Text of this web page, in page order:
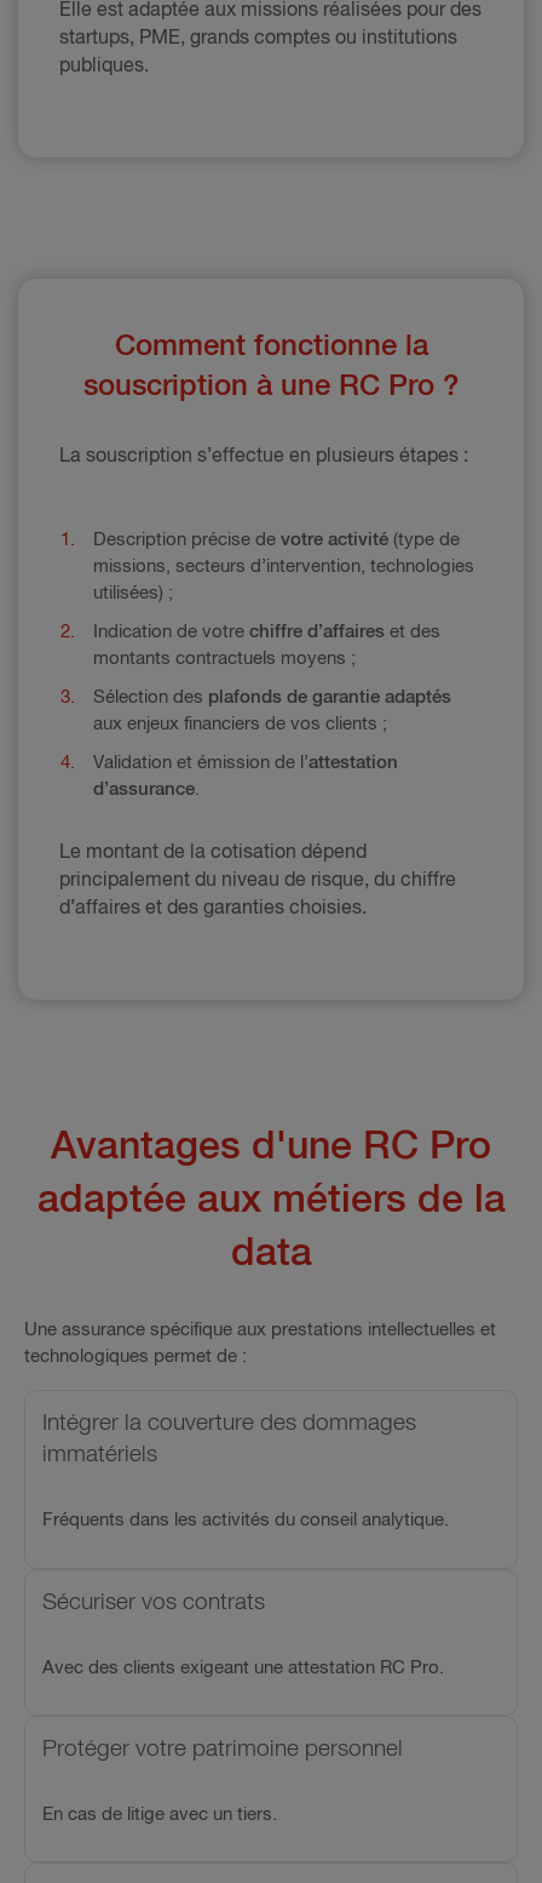
Elle est adaptée aux missions réalisées pour des
startups, PME, grands comptes ou institutions
publiques.
Comment fonctionne la
souscription à une RC Pro ?
La souscription s’effectue en plusieurs étapes :
Description précise devotre activité (type de
missions, secteurs d’intervention, technologies
utilisées) ;
Indication de votre chiffre d’affaires et des
montants contractuels moyens ;
Sélection des plafonds de garantie adaptés
aux enjeux financiers de vos clients ;
Validation et émission de l’attestation
d’assurance
Le montant de la cotisation dépend
principalement du niveau de risque, du chiffre
d’affaires et des garanties choisies.
Avantages d'une RC Pro
adaptée aux métiers de la
data
Une assurance spécifique aux prestations intellectuelles et
technologiques permet de :
Intégrer la couverture des dommages
immatériels
Fréquents dans les activités du conseil analytique.
Sécuriser vos contrats
Avec des clients exigeant une attestation RC Pro.
Protéger votre patrimoine personnel
En cas de litige avec un tiers.